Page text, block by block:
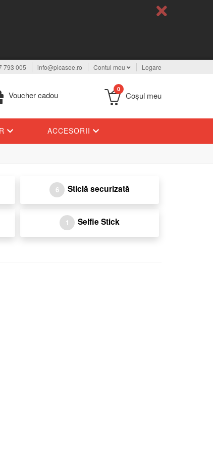
793 005 info@picasee.ro Contul meu Logare
Voucher cadou
0
Coşul meu
ACCESORII
6 Sticlă securizată
1 Selfie Stick